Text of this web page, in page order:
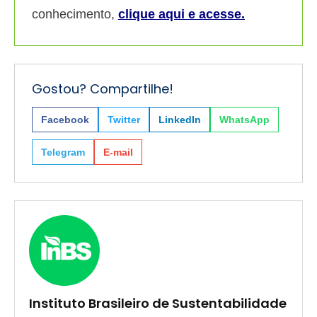
conhecimento, clique aqui e acesse.
Gostou? Compartilhe!
Facebook Twitter LinkedIn WhatsApp
Telegram E-mail
Instituto Brasileiro de Sustentabilidade